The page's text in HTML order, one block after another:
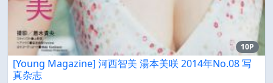
10P
[Young Magazine] 河西智美 湯本美咲 2014年No.08 写
真杂志